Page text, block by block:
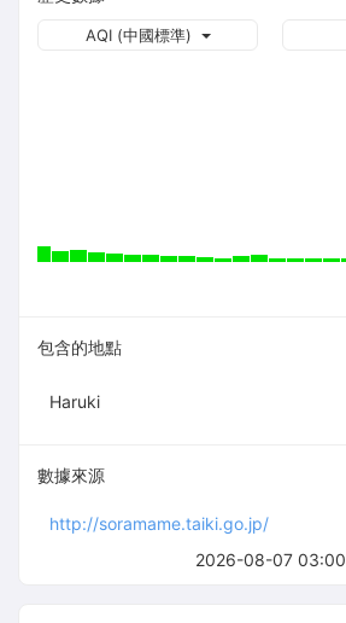
2026-08-07 03:00
AQI (中國標準)
包含的地點
Haruki
數據來源
http://soramame.taiki.go.jp/